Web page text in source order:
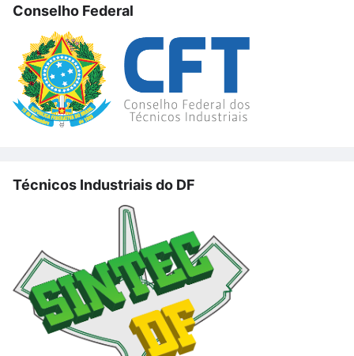
Conselho Federal
Técnicos Industriais do DF